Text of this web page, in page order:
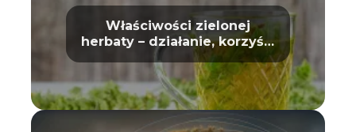
Właściwości zielonej
herbaty – działanie, korzyści
i wpływ na zdrowie